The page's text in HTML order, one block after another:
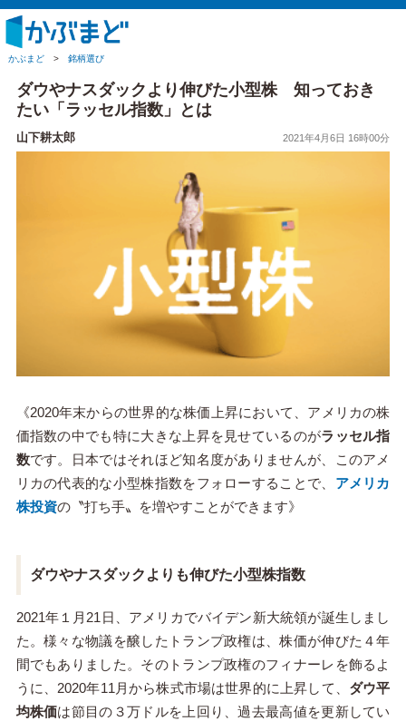
かぶまど > 銘柄選び
ダウやナスダックより伸びた小型株 知っておき
たい「ラッセル指数」とは
山下耕太郎 2021年4月6日 16時00分
《2020年末からの世界的な株価上昇において、アメリカの株
価指数の中でも特に大きな上昇を見せているのがラッセル指
数です。日本ではそれほど知名度がありませんが、このアメ
リカの代表的な小型株指数をフォローすることで、 アメリカ
株投資の〝打ち手〟を増やすことができます》
ダウやナスダックよりも伸びた小型株指数
2021年１月21日、アメリカでバイデン新大統領が誕生しまし
た。様々な物議を醸したトランプ政権は、株価が伸びた４年
間でもありました。そのトランプ政権のフィナーレを飾るよ
うに、2020年11月から株式市場は世界的に上昇して、 ダウ平
均株価は節目の３万ドルを上回り、過去最高値を更新してい